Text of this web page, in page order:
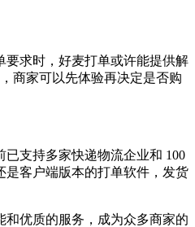
求时，好麦打单或许能提供解
商家可以先体验再决定是否购
支持多家快递物流企业和 100
是客户端版本的打单软件，发货
优质的服务，成为众多商家的